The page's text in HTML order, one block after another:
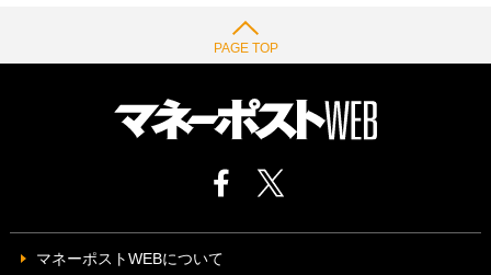
PAGE TOP
マネーポストWEBについて